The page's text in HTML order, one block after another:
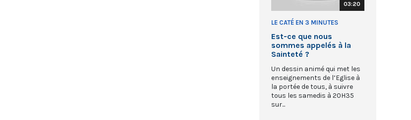
03:20
LE CATÉ EN 3 MINUTES
Est-ce que nous
sommes appelés à la
Sainteté ?
Un dessin animé qui met les
enseignements de l’Eglise à
la portée de tous, à suivre
tous les samedis à 20H35
sur...